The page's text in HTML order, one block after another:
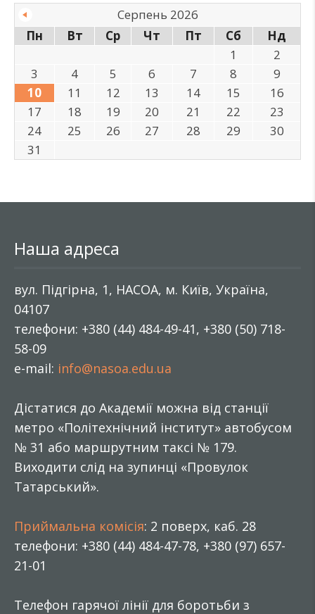
Серпень 2026
Пн
Вт Ср Чт Пт Сб
Нд
1
2
3
4 5 6 7 8
9
10
11 12 13 14 15
16
17
18 19 20 21 22
23
24
25 26 27 28 29
30
31
Наша адреса
вул. Підгірна, 1, НАСОА, м. Київ, Україна,
04107
телефони: +380 (44) 484-49-41, +380 (50) 718-
58-09
e-mail: info@nasoa.edu.ua
Дістатися до Академії можна від станції
метро «Політехнічний інститут» автобусом
№ 31 або маршрутним таксі № 179.
Виходити слід на зупинці «Провулок
Татарський».
Приймальна комісія: 2 поверх, каб. 28
телефони: +380 (44) 484-47-78, +380 (97) 657-
21-01
Телефон гарячої лінії для боротьби з